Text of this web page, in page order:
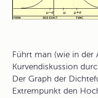
Führt man (wie in der
Kurvendiskussion
Der Graph der
Extrempunkt den